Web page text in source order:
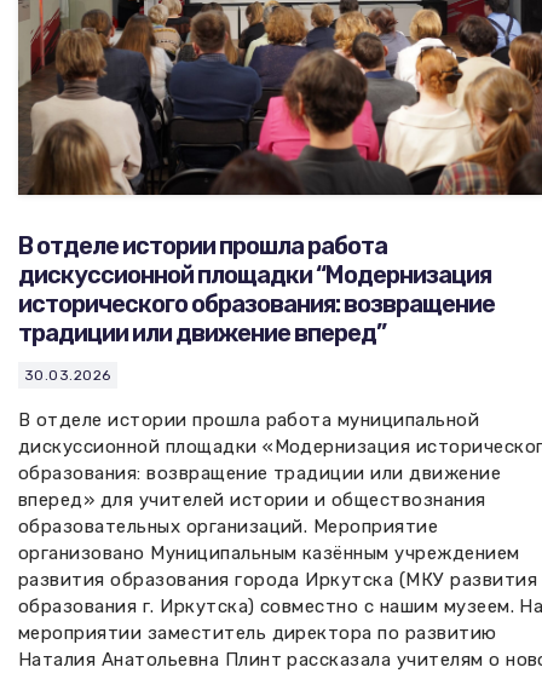
В отделе истории прошла работа
дискуссионной площадки “Модернизация
исторического образования: возвращение
традиции или движение вперед”
30.03.2026
В отделе истории прошла работа муниципальной
дискуссионной площадки «Модернизация
образования: возвращение традиции или движение
вперед» для учителей истории и обществознания
образовательных организаций. Мероприятие
организовано Муниципальным казённым учреждением
развития образования города Иркутска (МКУ развития
образования г. Иркутска) совместно с нашим музеем.
мероприятии заместитель директора по развитию
Наталия Анатольевна Плинт рассказала учителям о